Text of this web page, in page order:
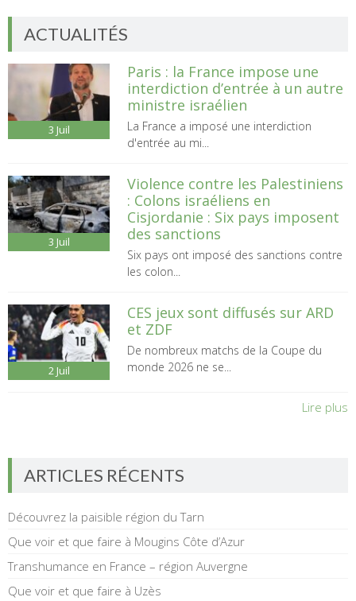
ACTUALITÉS
3 Juil
Paris : la France impose une
interdiction d’entrée à un autre
ministre israélien
La France a imposé une interdiction
d'entrée au mi...
3 Juil
Violence contre les Palestiniens
: Colons israéliens en
Cisjordanie : Six pays imposent
des sanctions
Six pays ont imposé des sanctions contre
les colon...
2 Juil
CES jeux sont diffusés sur ARD
et ZDF
De nombreux matchs de la Coupe du
monde 2026 ne se...
Lire plus
ARTICLES RÉCENTS
Découvrez la paisible région du Tarn
Que voir et que faire à Mougins Côte d’Azur
Transhumance en France – région Auvergne
Que voir et que faire à Uzès